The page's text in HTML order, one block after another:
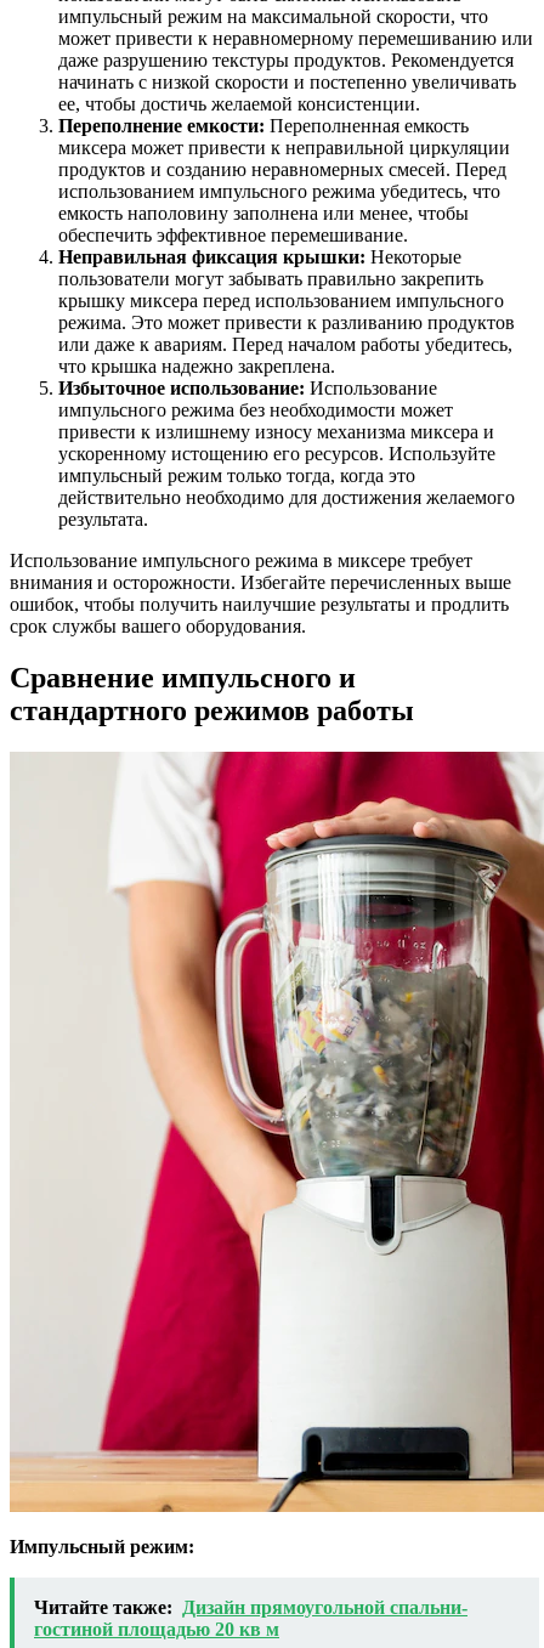
импульсный режим на максимальной скорости, что
может привести к неравномерному перемешиванию или
даже разрушению текстуры продуктов. Рекомендуется
начинать с низкой скорости и постепенно увеличивать
ее, чтобы достичь желаемой консистенции.
Переполнение емкости: Переполненная емкость
миксера может привести к неправильной циркуляции
продуктов и созданию неравномерных смесей. Перед
использованием импульсного режима убедитесь, что
емкость наполовину заполнена или менее, чтобы
обеспечить эффективное перемешивание.
Неправильная фиксация крышки: Некоторые
пользователи могут забывать правильно закрепить
крышку миксера перед использованием импульсного
режима. Это может привести к разливанию продуктов
или даже к авариям. Перед началом работы убедитесь,
что крышка надежно закреплена.
Избыточное использование: Использование
импульсного режима без необходимости может
привести к излишнему износу механизма миксера и
ускоренному истощению его ресурсов. Используйте
импульсный режим только тогда, когда это
действительно необходимо для достижения желаемого
результата.
Использование импульсного режима в миксере требует
внимания и осторожности. Избегайте перечисленных выше
ошибок, чтобы получить наилучшие результаты и продлить
срок службы вашего оборудования.
Сравнение импульсного и
стандартного режимов работы
Импульсный режим:
Читайте также:
Дизайн прямоугольной спальни-
гостиной площадью 20 кв м